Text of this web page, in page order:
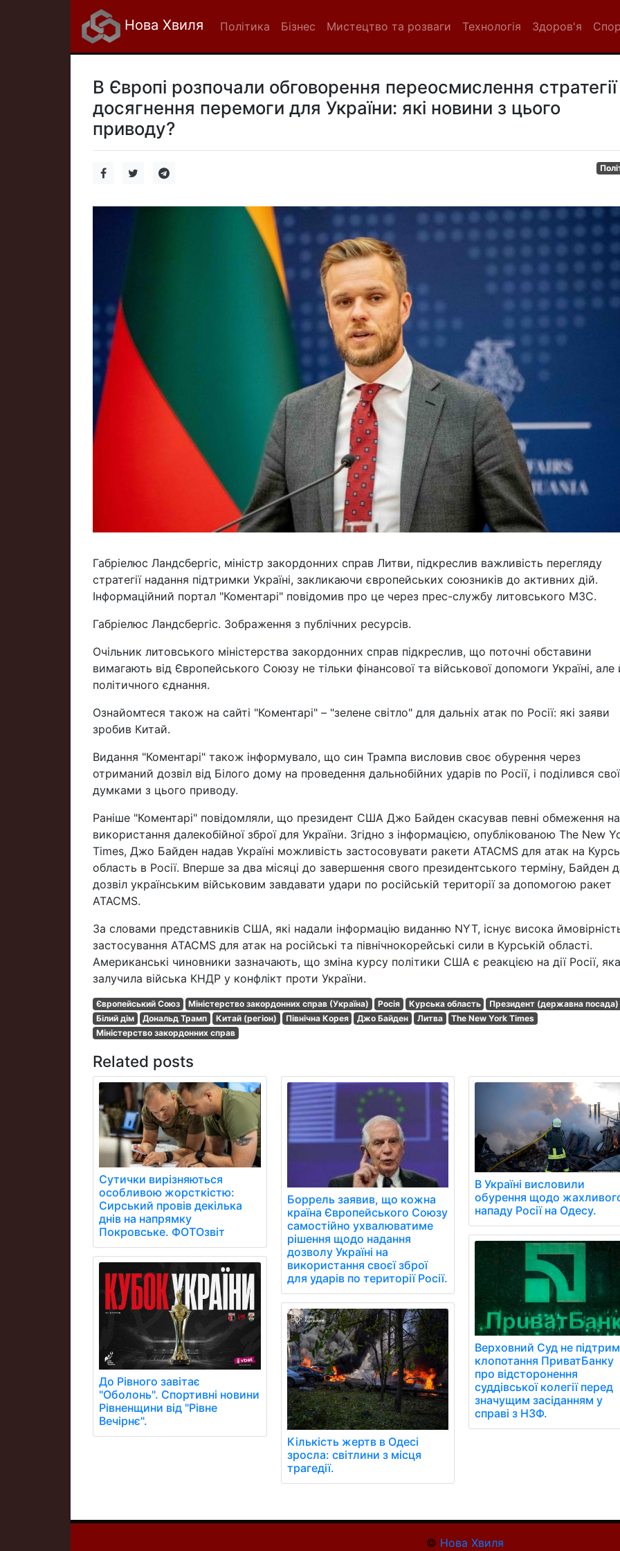
Нова Хвиля Політика Бізнес Мистецтво та розваги Технологія Здоров'я
В Європі розпочали обговорення переосмислення стратегії
досягнення перемоги для України: які новини з цього
приводу?
Габріелюс Ландсбергіс, міністр закордонних справ Литви, підкреслив важливість перегляду
стратегії надання підтримки Україні, закликаючи європейських союзників до активних дій.
Інформаційний портал "Коментарі" повідомив про це через прес-службу литовського МЗС.
Габріелюс Ландсбергіс. Зображення з публічних ресурсів.
Очільник литовського міністерства закордонних справ підкреслив, що поточні обставини
вимагають від Європейського Союзу не тільки фінансової та військової допомоги Україні, але
політичного єднання.
Ознайомтеся також на сайті "Коментарі" – "зелене світло" для дальніх атак по Росії: які заяви
зробив Китай.
Видання "Коментарі" також інформувало, що син Трампа висловив своє обурення через
отриманий дозвіл від Білого дому на проведення дальнобійних ударів по Росії, і поділився
думками з цього приводу.
Раніше "Коментарі" повідомляли, що президент США Джо Байден скасував певні обмеження на
використання далекобійної зброї для України. Згідно з інформацією, опублікованою The New
Times, Джо Байден надав Україні можливість застосовувати ракети ATACMS для атак на
область в Росії. Вперше за два місяці до завершення свого президентського терміну, Байден
дозвіл українським військовим завдавати удари по російській території за допомогою ракет
ATACMS.
За словами представників США, які надали інформацію виданню NYT, існує висока
застосування ATACMS для атак на російські та північнокорейські сили в Курській області.
Американські чиновники зазначають, що зміна курсу політики США є реакцією на дії Росії, яка
залучила війська КНДР у конфлікт проти України.
Європейський Союз Міністерство закордонних справ (Україна) Росія Курська область
Президент (державна посада)
Білий дім
Дональд Трамп Китай (регіон) Північна Корея Джо Байден Литва
The New York Times
Міністерство закордонних справ
Related posts
Сутички вирізняються
особливою жорсткістю:
Сирський провів декілька
днів на напрямку
Покровське. ФОТОзвіт
До Рівного завітає
"Оболонь". Спортивні новини
Рівненщини від "Рівне
Вечірнє".
Боррель заявив, що кожна
країна Європейського Союзу
самостійно ухвалюватиме
рішення щодо надання
дозволу Україні на
використання своєї зброї
для ударів по території Росії.
Кількість жертв в Одесі
зросла: світлини з місця
трагедії.
В Україні висловили
обурення щодо
нападу Росії на Одесу.
Верховний Суд не
клопотання ПриватБанку
про відсторонення
суддівської колегії перед
значущим засіданням у
справі з НЗФ.
© Нова Хвиля